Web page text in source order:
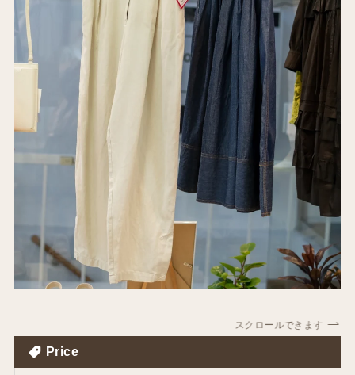
スクロールできます
Price